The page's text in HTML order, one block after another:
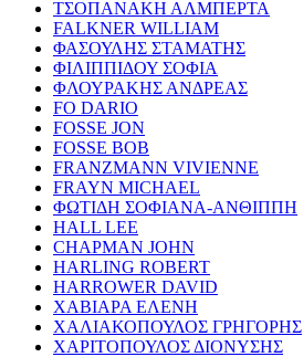
ΤΣΟΠΑΝΑΚΗ ΑΛΜΠΕΡΤΑ
FALKNER WILLIAM
ΦΑΣΟΥΛΗΣ ΣΤΑΜΑΤΗΣ
ΦΙΛΙΠΠΙΔΟΥ ΣΟΦΙΑ
ΦΛΟΥΡΑΚΗΣ ΑΝΔΡΕΑΣ
FO DARIO
FOSSE JON
FOSSE BOB
FRANZMANN VIVIENNE
FRAYN MICHAEL
ΦΩΤΙΔΗ ΣΟΦΙΑΝΑ-ΑΝΘΙΠΠΗ
HALL LEE
CHAPMAN JOHN
HARLING ROBERT
HARROWER DAVID
ΧΑΒΙΑΡΑ ΕΛΕΝΗ
ΧΑΛΙΑΚΟΠΟΥΛΟΣ ΓΡΗΓΟΡΗΣ
ΧΑΡΙΤΟΠΟΥΛΟΣ ΔΙΟΝΥΣΗΣ